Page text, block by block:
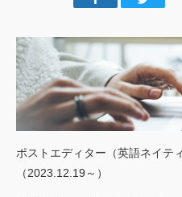
私たちの強み
行動規範
会社概要
アクセスマップ
お客様
ポストエディター（英語ネイテ
（2023.12.19～）